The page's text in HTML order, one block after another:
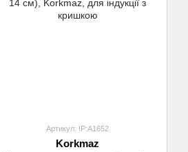
Артикул: !P:A1652
Korkmaz